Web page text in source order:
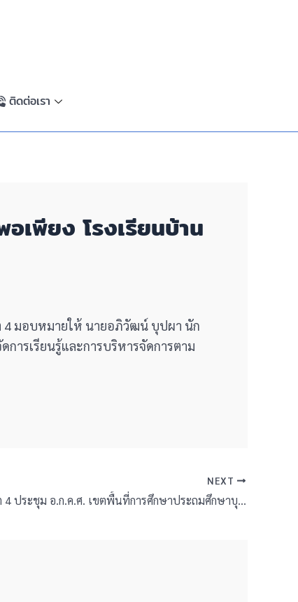
ติดต่อเรา
เพียง โรงเรียนบ้าน
4 มอบหมายให้ นายอภิวัฒน์ บุปผา นัก
ารเรียนรู้และการบริหารจัดการตาม
NEXT
สพป.บุรีรัมย์ เขต 4 ประชุม อ.ก.ค.ศ. เขตพื้นที่การศึกษาประถมศึกษาบุรีรัมย์ เขต 4 ครั้งที่ 2/2569